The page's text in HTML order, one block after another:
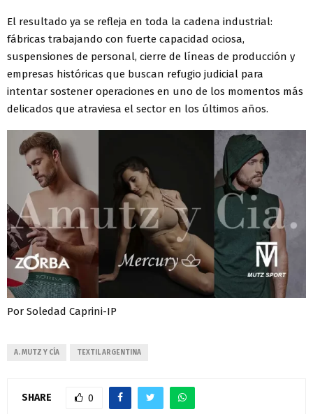
El resultado ya se refleja en toda la cadena industrial:
fábricas trabajando con fuerte capacidad ociosa,
suspensiones de personal, cierre de líneas de producción y
empresas históricas que buscan refugio judicial para
intentar sostener operaciones en uno de los momentos más
delicados que atraviesa el sector en los últimos años.
Por Soledad Caprini-IP
A. MUTZ Y CÍA TEXTIL ARGENTINA
SHARE 0